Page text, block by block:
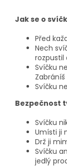
Jak se o
Před
Nech
rozpustil
Svíčku
Svíčku
Bezpečnost
Svíčku
Umísti ji
Drž ji
Svíčku
jedlý